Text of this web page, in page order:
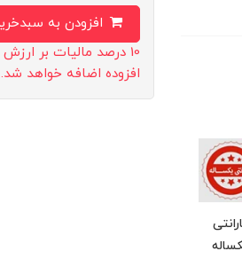
10 درصد مالیات بر ارزش
افزوده اضافه خواهد شد.